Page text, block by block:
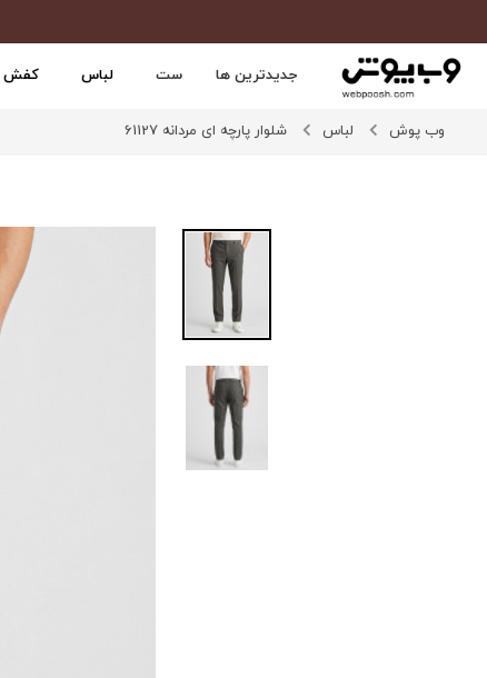
جدیدترین ها ست لباس کفش
وب پوش لباس شلوار پارچه ای مردانه 61127